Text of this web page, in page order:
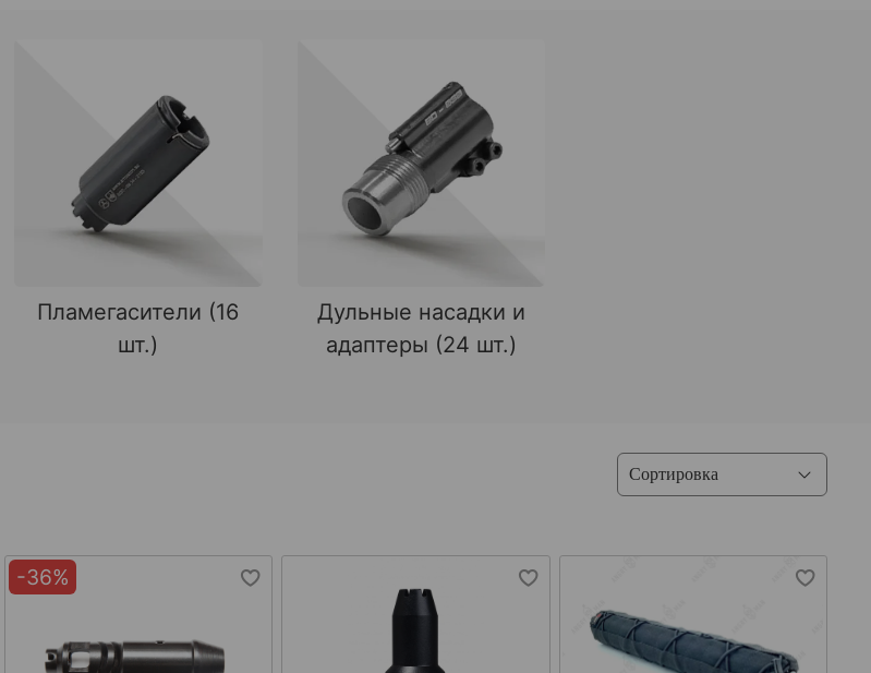
Пламегасители (16
шт.)
Дульные насадки и
адаптеры (24 шт.)
-36%